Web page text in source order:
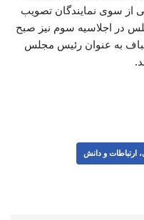
از سوی نمایندگان تصویب
در اجلاسیه سوم نیز صبح
به عنوان رئیس مجلس
ارتباطات و دانش